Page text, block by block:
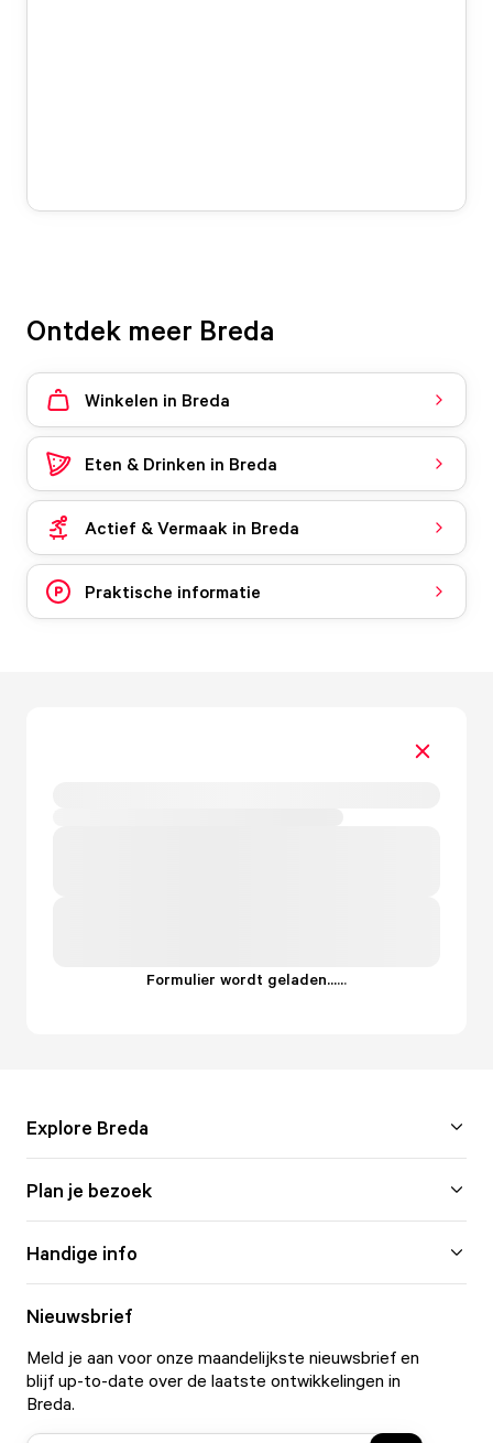
Ontdek meer Breda
Winkelen in Breda
Eten & Drinken in Breda
Actief & Vermaak in Breda
Praktische informatie
Formulier wordt geladen......
Explore Breda
Plan je bezoek
Handige info
Nieuwsbrief
Meld je aan voor onze maandelijkste nieuwsbrief en
blijf up-to-date over de laatste ontwikkelingen in
Breda.